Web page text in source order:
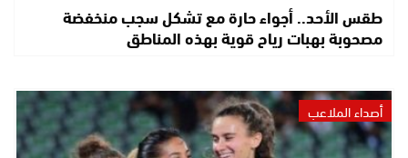
طقس الأحد.. أجواء حارة مع تشكل سجب منخفضة
مصحوبة بهبات رياح قوية بهذه المناطق
أصداء الملاعب